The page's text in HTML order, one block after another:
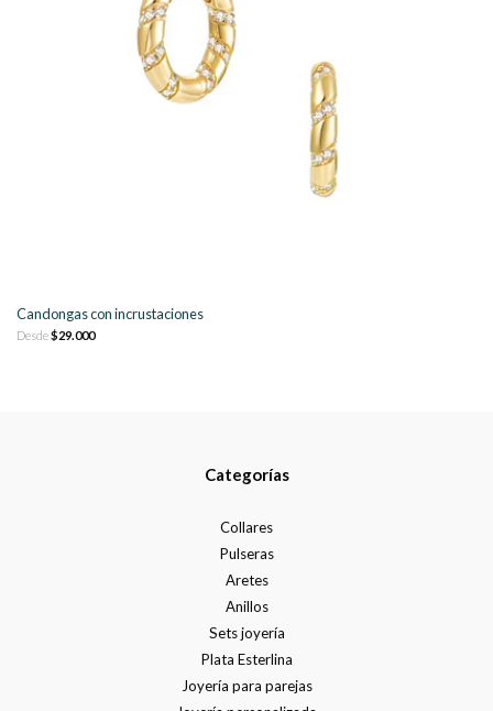
Candongas con incrustaciones
Desde$29.000
Categorías
Collares
Pulseras
Aretes
Anillos
Sets joyería
Plata Esterlina
Joyería para parejas